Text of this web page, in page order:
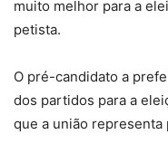
muito melhor para a
petista.
O pré-candidato a
dos partidos para a
que a união representa